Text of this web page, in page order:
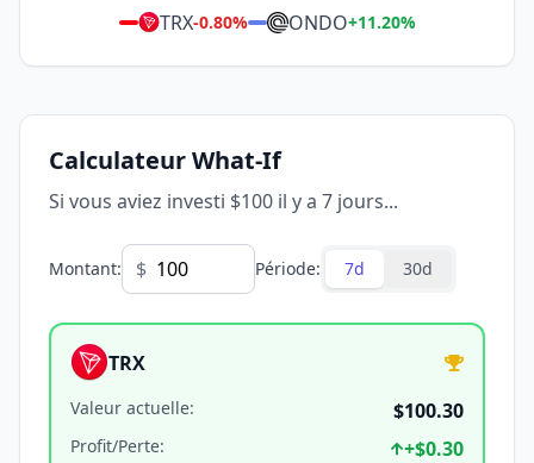
TRX-0.80% ONDO+11.20%
Calculateur What-If
Si vous aviez investi $100 il y a 7 jours...
Montant: $ Période: 7d 30d
TRX
Valeur actuelle: $100.30
Profit/Perte: +$0.30